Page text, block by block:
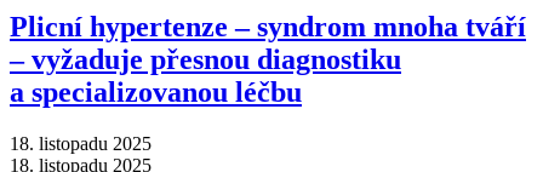
Plicní hypertenze –⁠ syndrom mnoha tváří
–⁠ vyžaduje přesnou diagnostiku
a specializovanou léčbu
18. listopadu 2025
18. listopadu 2025